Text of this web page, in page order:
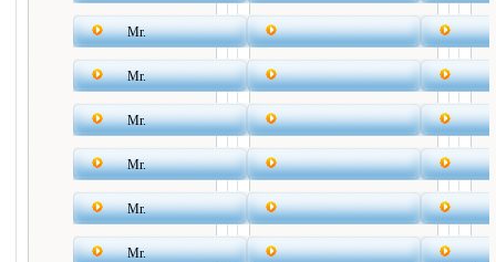
Mr.
Mr.
Mr.
Mr.
Mr.
Mr.